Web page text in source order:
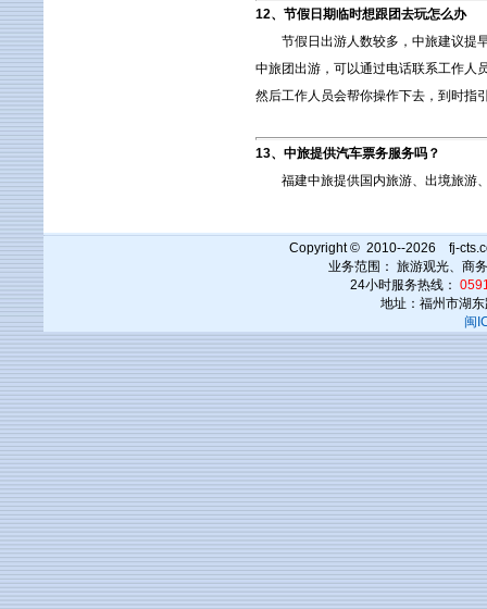
12、节假日期临时想跟团去玩怎么办
节假日出游人数较多，中旅建议提早
中旅团出游，可以通过电话联系工作人
然后工作人员会帮你操作下去，到时指
13、中旅提供汽车票务服务吗？
福建中旅提供国内旅游、出境旅游、
Copyright © 2010--2026 fj-
业务范围： 旅游观光、商
24小时服务热线：
地址：福州市湖
闽